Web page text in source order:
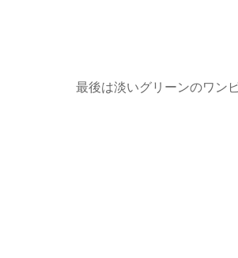
最後は淡いグリーンのワンピ